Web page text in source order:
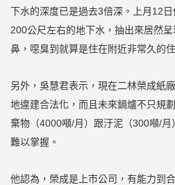
下水的深度已是過去3倍深。上月12
200公尺左右的地下水，抽出來居然
鼻，噁臭到就算是住在附近非常久的
另外，吳慧君表示，現在二林榮成紙
地違建合法化，而且未來鍋爐不只規
棄物（4000噸/月）跟汙泥（300噸/
難以掌握。
他認為，榮成是上市公司，有能力到